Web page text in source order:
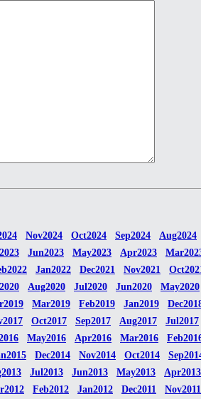
Nov2024 Oct2024 Sep2024 Aug2024
Jun2023 May2023 Apr2023
Jan2022 Dec2021 Nov2021
Aug2020 Jul2020 Jun2020 May2020
Mar2019 Feb2019 Jan2019
Oct2017 Sep2017 Aug2017 Jul2017
May2016 Apr2016 Mar2016
Dec2014 Nov2014 Oct2014
Jul2013 Jun2013 May2013 Apr2013
Feb2012 Jan2012 Dec2011 Nov2011